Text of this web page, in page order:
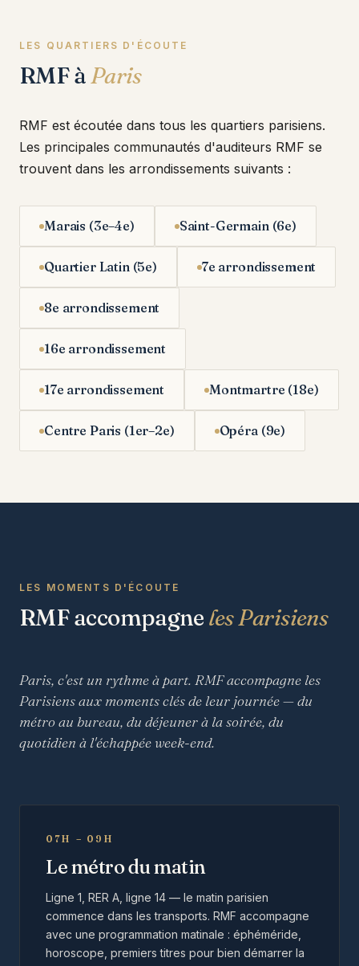
LES QUARTIERS D'ÉCOUTE
RMF àParis
RMF est écoutée dans tous les quartiers parisiens.
Les principales communautés d'auditeurs RMF se
trouvent dans les arrondissements suivants :
Marais (3e–4e) Saint-Germain (6e)
Quartier Latin (5e) 7e arrondissement
8e arrondissement
16e arrondissement
17e arrondissement Montmartre (18e)
Centre Paris (1er–2e) Opéra (9e)
LES MOMENTS D'ÉCOUTE
RMF accompagne les Parisiens
Paris, c'est un rythme à part. RMF accompagne les
Parisiens aux moments clés de leur journée — du
métro au bureau, du déjeuner à la soirée, du
quotidien à l'échappée week-end.
07H – 09H
Le métro du matin
Ligne 1, RER A, ligne 14 — le matin parisien
commence dans les transports. RMF accompagne
avec une programmation matinale : éphéméride,
horoscope, premiers titres pour bien démarrer la